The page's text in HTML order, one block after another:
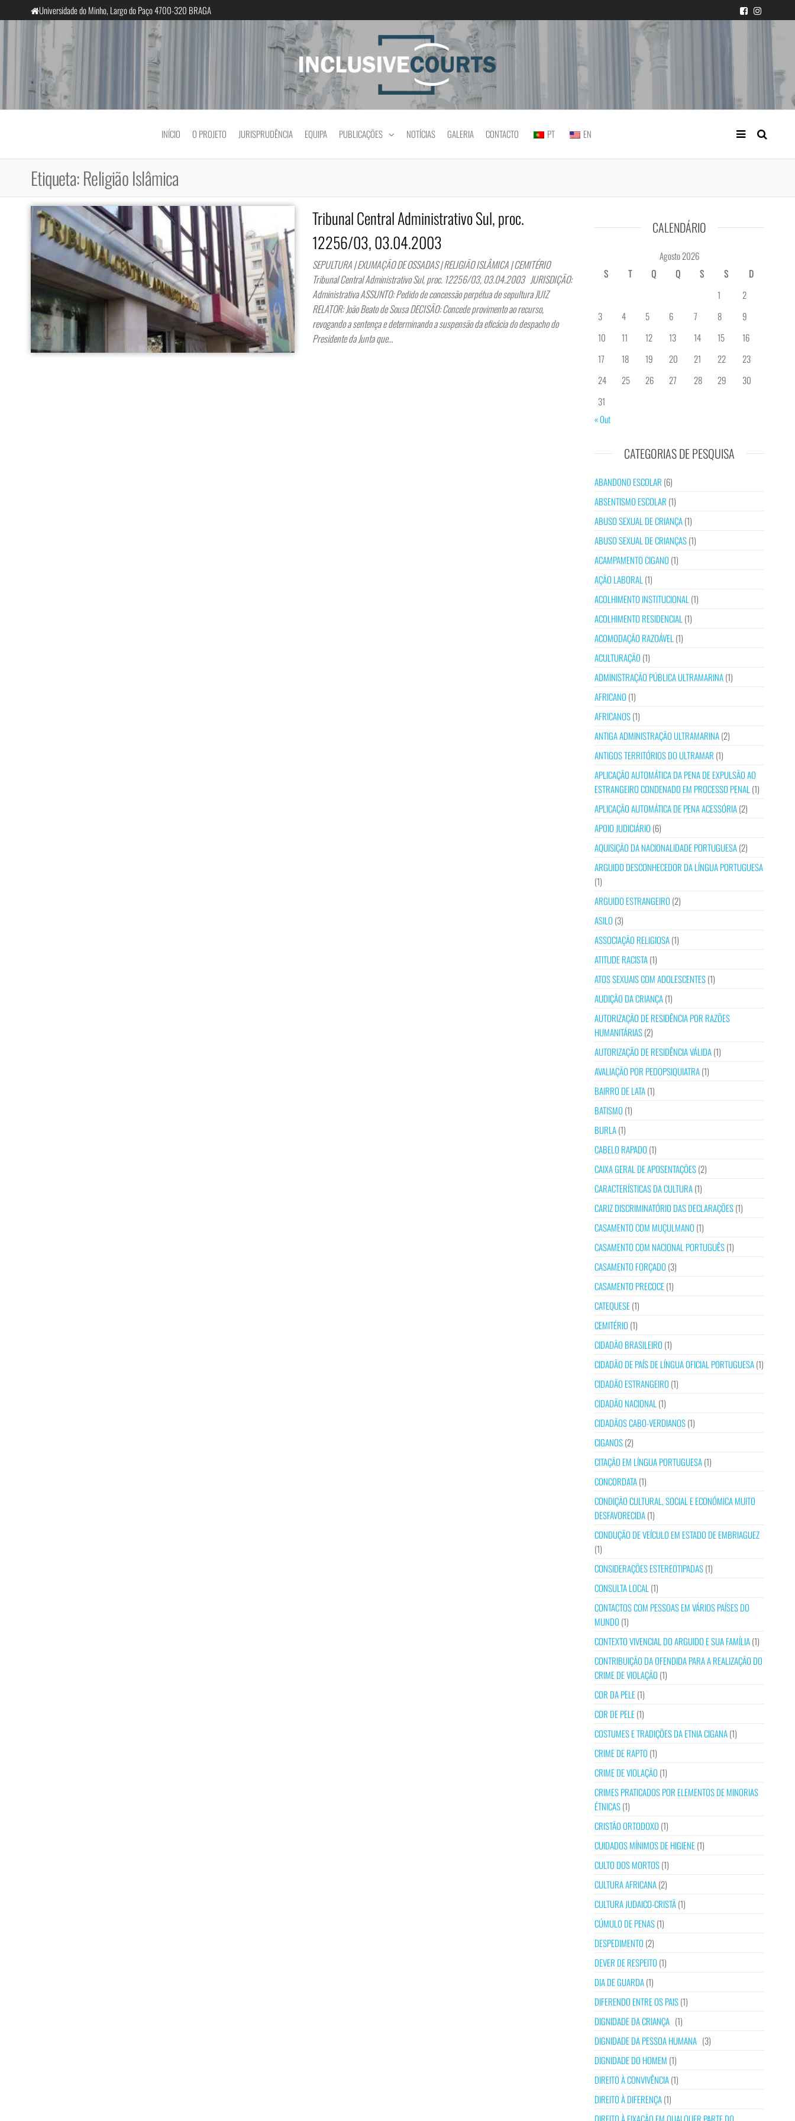
para
Universidade do Minho, Largo do Paço 4700-320 BRAGA
InclusiveCourts Igualdade e diferença cultural na prática judicial portuguesa
INÍCIO O PROJETO JURISPRUDÊNCIA EQUIPA PUBLICAÇÕES NOTÍCIAS GALERIA CONTACTO PT EN
Etiqueta:Religião Islâmica
Tribunal Central Administrativo Sul, proc.
12256/03, 03.04.2003
SEPULTURA | EXUMAÇÃO DE OSSADAS | RELIGIÃO ISLÂMICA | CEMITÉRIO
Tribunal Central Administrativo Sul, proc. 12256/03, 03.04.2003 JURISDIÇÃO:
Administrativa ASSUNTO: Pedido de concessão perpétua de sepultura JUIZ
RELATOR: João Beato de Sousa DECISÃO: Concede provimento ao recurso,
revogando a sentença e determinando a suspensão da eficácia do despacho do
Presidente da Junta que…
CALENDÁRIO
Agosto 2026
S
T Q Q S S
D
1
2
3
4 5 6 7 8
9
10
11 12 13 14 15
16
17
18 19 20 21 22
23
24
25 26 27 28 29
30
31
« Out
CATEGORIAS DE PESQUISA
ABANDONO ESCOLAR (6)
ABSENTISMO ESCOLAR (1)
ABUSO SEXUAL DE CRIANÇA(1)
ABUSO SEXUAL DE CRIANÇAS(1)
ACAMPAMENTO CIGANO (1)
AÇÃO LABORAL (1)
ACOLHIMENTO INSTITUCIONAL (1)
ACOLHIMENTO RESIDENCIAL (1)
ACOMODAÇÃO RAZOÁVEL (1)
ACULTURAÇÃO (1)
ADMINISTRAÇÃO PÚBLICA ULTRAMARINA(1)
AFRICANO (1)
AFRICANOS(1)
ANTIGA ADMINISTRAÇÃO ULTRAMARINA(2)
ANTIGOS TERRITÓRIOS DO ULTRAMAR (1)
APLICAÇÃO AUTOMÁTICA DA PENA DE EXPULSÃO AO
ESTRANGEIRO CONDENADO EM PROCESSO PENAL (1)
APLICAÇÃO AUTOMÁTICA DE PENA ACESSÓRIA(2)
APOIO JUDICIÁRIO (6)
AQUISIÇÃO DA NACIONALIDADE PORTUGUESA(2)
ARGUIDO DESCONHECEDOR DA LÍNGUA PORTUGUESA
(1)
ARGUIDO ESTRANGEIRO (2)
ASILO (3)
ASSOCIAÇÃO RELIGIOSA(1)
ATITUDE RACISTA(1)
ATOS SEXUAIS COM ADOLESCENTES(1)
AUDIÇÃO DA CRIANÇA(1)
AUTORIZAÇÃO DE RESIDÊNCIA POR RAZÕES
HUMANITÁRIAS(2)
AUTORIZAÇÃO DE RESIDÊNCIA VÁLIDA(1)
AVALIAÇÃO POR PEDOPSIQUIATRA(1)
BAIRRO DE LATA(1)
BATISMO (1)
BURLA(1)
CABELO RAPADO (1)
CAIXA GERAL DE APOSENTAÇÕES(2)
CARACTERÍSTICAS DA CULTURA(1)
CARIZ DISCRIMINATÓRIO DAS DECLARAÇÕES(1)
CASAMENTO COM MUÇULMANO (1)
CASAMENTO COM NACIONAL PORTUGUÊS(1)
CASAMENTO FORÇADO (3)
CASAMENTO PRECOCE(1)
CATEQUESE(1)
CEMITÉRIO (1)
CIDADÃO BRASILEIRO (1)
CIDADÃO DE PAÍS DE LÍNGUA OFICIAL PORTUGUESA(1)
CIDADÃO ESTRANGEIRO (1)
CIDADÃO NACIONAL (1)
CIDADÃOS CABO-VERDIANOS(1)
CIGANOS(2)
CITAÇÃO EM LÍNGUA PORTUGUESA(1)
CONCORDATA(1)
CONDIÇÃO CULTURAL, SOCIAL E ECONÓMICA MUITO
DESFAVORECIDA(1)
CONDUÇÃO DE VEÍCULO EM ESTADO DE EMBRIAGUEZ
(1)
CONSIDERAÇÕES ESTEREOTIPADAS(1)
CONSULTA LOCAL (1)
CONTACTOS COM PESSOAS EM VÁRIOS PAÍSES DO
MUNDO (1)
CONTEXTO VIVENCIAL DO ARGUIDO E SUA FAMÍLIA(1)
CONTRIBUIÇÃO DA OFENDIDA PARA A REALIZAÇÃO DO
CRIME DE VIOLAÇÃO (1)
COR DA PELE(1)
COR DE PELE(1)
COSTUMES E TRADIÇÕES DA ETNIA CIGANA(1)
CRIME DE RAPTO (1)
CRIME DE VIOLAÇÃO (1)
CRIMES PRATICADOS POR ELEMENTOS DE MINORIAS
ÉTNICAS(1)
CRISTÃO ORTODOXO (1)
CUIDADOS MÍNIMOS DE HIGIENE(1)
CULTO DOS MORTOS(1)
CULTURA AFRICANA(2)
CULTURA JUDAICO-CRISTÃ(1)
CÚMULO DE PENAS(1)
DESPEDIMENTO (2)
DEVER DE RESPEITO (1)
DIA DE GUARDA(1)
DIFERENDO ENTRE OS PAIS(1)
DIGNIDADE DA CRIANÇA (1)
DIGNIDADE DA PESSOA HUMANA (3)
DIGNIDADE DO HOMEM (1)
DIREITO À CONVIVÊNCIA(1)
DIREITO À DIFERENÇA(1)